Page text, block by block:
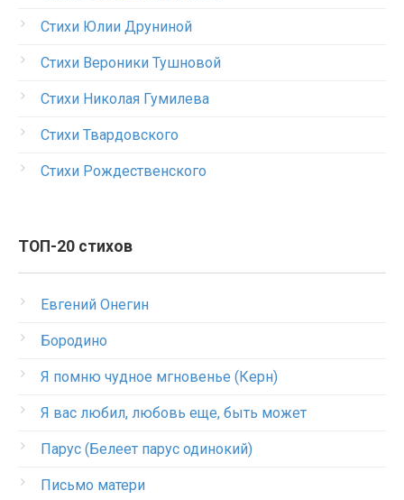
Стихи Юлии Друниной
Стихи Вероники Тушновой
Стихи Николая Гумилева
Стихи Твардовского
Стихи Рождественского
ТОП-20 стихов
Евгений Онегин
Бородино
Я помню чудное мгновенье (Керн)
Я вас любил, любовь еще, быть может
Парус (Белеет парус одинокий)
Письмо матери